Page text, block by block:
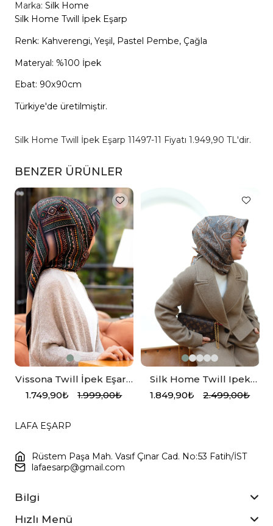
Marka: Silk Home
Silk Home Twill İpek Eşarp
Renk: Kahverengi, Yeşil, Pastel Pembe, Çağla
Materyal: %100 İpek
Ebat: 90x90cm
Türkiye'de üretilmiştir.
Silk Home Twill İpek Eşarp 11497-11 Fiyatı 1.949,90 TL'dir.
BENZER ÜRÜNLER
Vissona Twill İpek Eşarp
17025-7
1.749,90₺ 1.999,00₺
Silk Home Twill Ipek
Eşarp 11455-35
1.849,90₺ 2.499,00₺
LAFA EŞARP
Rüstem Paşa Mah. Vasıf Çınar Cad. No:53 Fatih/İST
lafaesarp@gmail.com
Bilgi
Hızlı Menü